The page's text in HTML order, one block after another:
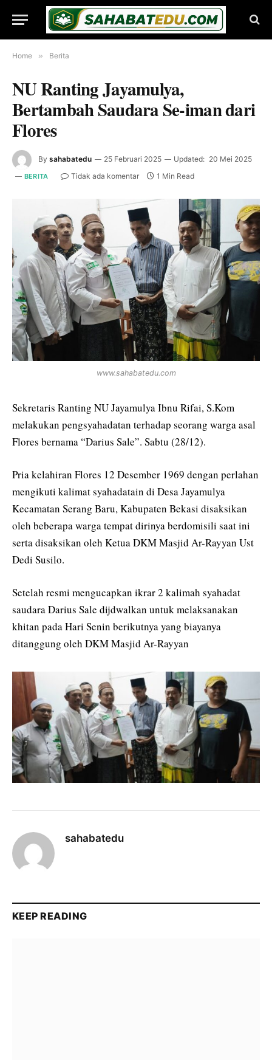
Home » Berita
NU Ranting Jayamulya,
Bertambah Saudara Se-iman dari
Flores
By sahabatedu 25 Februari 2025 Updated: 20 Mei 2025
BERITA Tidak ada komentar 1 Min Read
www.sahabatedu.com
Sekretaris Ranting NU Jayamulya Ibnu Rifai, S.Kom
melakukan pengsyahadatan terhadap seorang warga asal
Flores bernama “Darius Sale”. Sabtu (28/12).
Pria kelahiran Flores 12 Desember 1969 dengan perlahan
mengikuti kalimat syahadatain di Desa Jayamulya
Kecamatan Serang Baru, Kabupaten Bekasi disaksikan
oleh beberapa warga tempat dirinya berdomisili saat ini
serta disaksikan oleh Ketua DKM Masjid Ar-Rayyan Ust
Dedi Susilo.
Setelah resmi mengucapkan ikrar 2 kalimah syahadat
saudara Darius Sale dijdwalkan untuk melaksanakan
khitan pada Hari Senin berikutnya yang biayanya
ditanggung oleh DKM Masjid Ar-Rayyan
sahabatedu
KEEP READING